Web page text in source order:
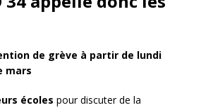
de grève à partir de lundi
mars
écoles pour discuter de la